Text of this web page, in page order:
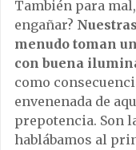
También para
engañar?
menudo toman
con buena
como
envenenada de
prepotencia. Son
hablábamos al